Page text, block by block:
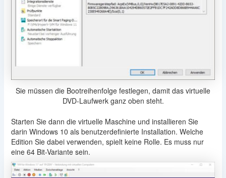
Sie müssen die Bootreihenfolge festlegen, damit das virtuelle
DVD-Laufwerk ganz oben steht.
Starten Sie dann die virtuelle Maschine und installieren Sie
darin Windows 10 als benutzerdefinierte Installation. Welche
Edition Sie dabei verwenden, spielt keine Rolle. Es muss nur
eine 64 Bit-Variante sein.